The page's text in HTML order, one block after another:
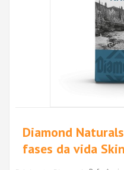
Diamond
fases da vida